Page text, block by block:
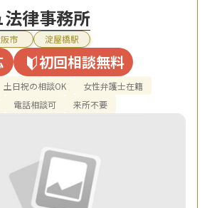
律事務所
市 淀屋橋駅
初回相談無料
土日祝の相談OK
女性弁護士在籍
電話相談可 来所不要